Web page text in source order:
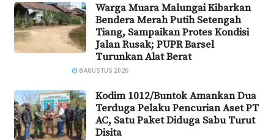
Warga Muara Malungai Kibarkan
Bendera Merah Putih Setengah
Tiang, Sampaikan Protes Kondisi
Jalan Rusak; PUPR Barsel
Turunkan Alat Berat
8 AGUSTUS 2026
Kodim 1012/Buntok Amankan Dua
Terduga Pelaku Pencurian Aset PT
AC, Satu Paket Diduga Sabu Turut
Disita